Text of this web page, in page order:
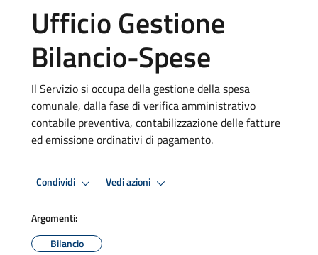
Ufficio Gestione
Bilancio-Spese
Il Servizio si occupa della gestione della spesa
comunale, dalla fase di verifica amministrativo
contabile preventiva, contabilizzazione delle fatture
ed emissione ordinativi di pagamento.
Condividi Vedi azioni
Argomenti:
Bilancio